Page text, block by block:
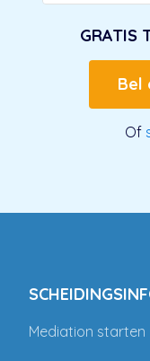
GRATIS
Bel
Of
Mediation starten